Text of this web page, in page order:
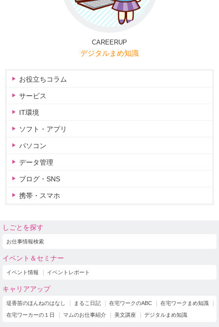
CAREERUP
デジタルまめ知識
お役立ちコラム
サービス
IT環境
ソフト・アプリ
パソコン
データ管理
ブログ・SNS
携帯・スマホ
しごとを探す
お仕事情報検索
イベント＆セミナー
イベント情報 イベントレポート
キャリアアップ
堤香苗のほんねのはなし まるこ日記 在宅ワークのABC
在宅ワークまめ知識
在宅ワーカーの１日
マムのお仕事紹介 美文講座 デジタルまめ知識